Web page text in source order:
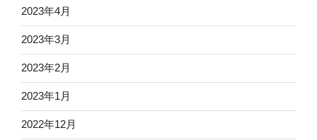
2023年4月
2023年3月
2023年2月
2023年1月
2022年12月